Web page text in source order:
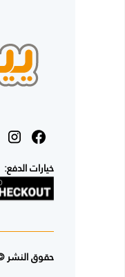
خيارات الدفع:
حقوق النشر ©